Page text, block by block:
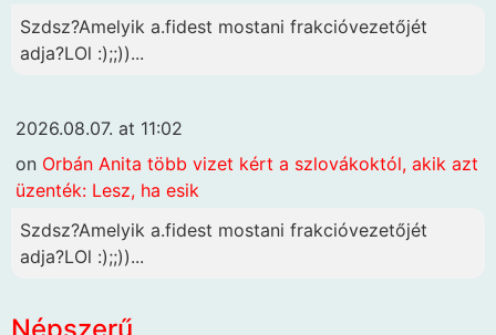
Szdsz?Amelyik a.fidest mostani frakcióvezetőjét
adja?LOl :);;))...
2026.08.07. at 11:02
on Orbán Anita több vizet kért a szlovákoktól, akik azt
üzenték: Lesz, ha esik
Szdsz?Amelyik a.fidest mostani frakcióvezetőjét
adja?LOl :);;))...